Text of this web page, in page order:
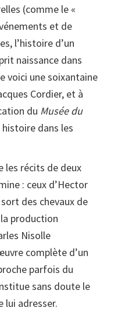
(comme le «
et de
l’histoire d’un
naissance dans
voici une soixantaine
Cordier, et à
du Musée du
dans les
les récits de deux
: ceux d’Hector
des chevaux de
production
Nisolle
complète d’un
parfois du
sans doute le
lui adresser.